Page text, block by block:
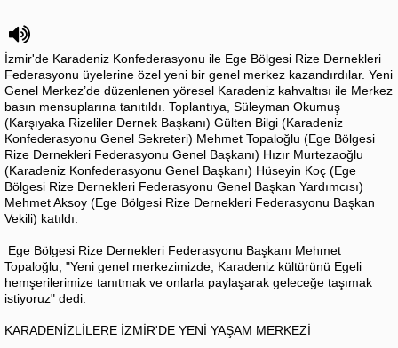
İzmir'de Karadeniz Konfederasyonu ile Ege Bölgesi Rize Dernekleri
Federasyonu üyelerine özel yeni bir genel merkez kazandırdılar. Yeni
Genel Merkez’de düzenlenen yöresel Karadeniz kahvaltısı ile Merkez
basın mensuplarına tanıtıldı. Toplantıya, Süleyman Okumuş
(Karşıyaka Rizeliler Dernek Başkanı) Gülten Bilgi (Karadeniz
Konfederasyonu Genel Sekreteri) Mehmet Topaloğlu (Ege Bölgesi
Rize Dernekleri Federasyonu Genel Başkanı) Hızır Murtezaoğlu
(Karadeniz Konfederasyonu Genel Başkanı) Hüseyin Koç (Ege
Bölgesi Rize Dernekleri Federasyonu Genel Başkan Yardımcısı)
Mehmet Aksoy (Ege Bölgesi Rize Dernekleri Federasyonu Başkan
Vekili) katıldı.
Ege Bölgesi Rize Dernekleri Federasyonu Başkanı Mehmet
Topaloğlu, "Yeni genel merkezimizde, Karadeniz kültürünü Egeli
hemşerilerimize tanıtmak ve onlarla paylaşarak geleceğe taşımak
istiyoruz" dedi.
KARADENİZLİLERE İZMİR'DE YENİ YAŞAM MERKEZİ